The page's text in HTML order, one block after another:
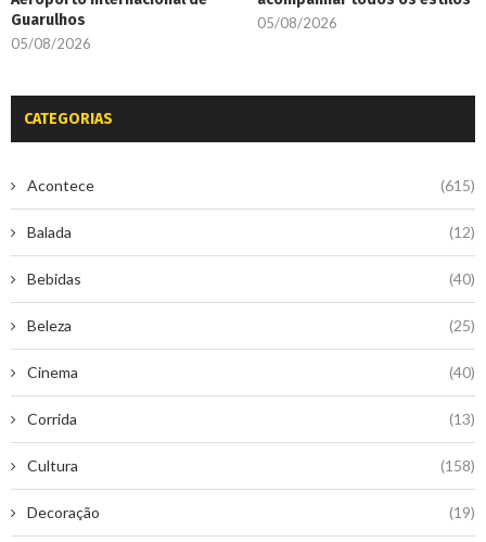
Guarulhos
05/08/2026
05/08/2026
CATEGORIAS
Acontece (615)
Balada (12)
Bebidas (40)
Beleza (25)
Cinema (40)
Corrida (13)
Cultura (158)
Decoração (19)